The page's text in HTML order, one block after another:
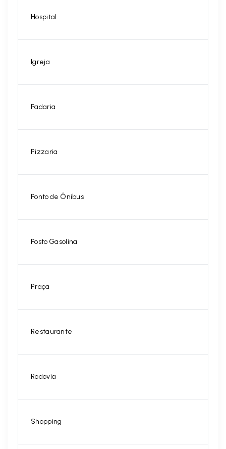
Hospital
Igreja
Padaria
Pizzaria
Ponto de Ônibus
Posto Gasolina
Praça
Restaurante
Rodovia
Shopping